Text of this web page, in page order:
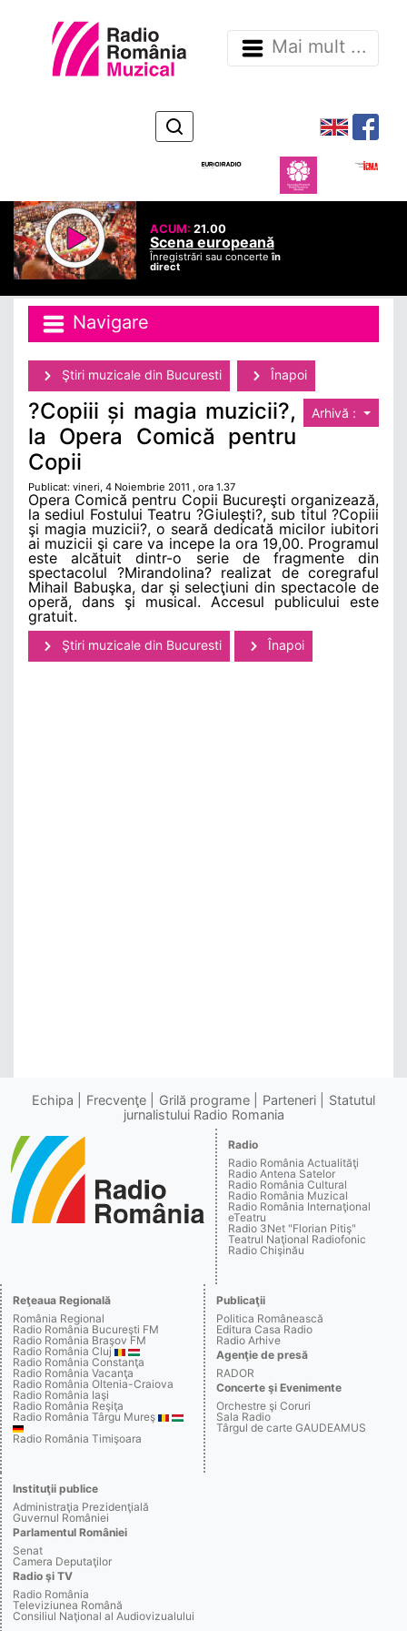
Mai mult ...
ACUM: 21.00
Scena europeană
Înregistrări sau concerteîn
direct
Navigare
Ştiri muzicale din Bucuresti Înapoi
Arhivă :
?Copiii și magia muzicii?,
la Opera Comică pentru
Copii
Publicat: vineri, 4 Noiembrie 2011 , ora 1.37
Opera Comică pentru Copii Bucureşti organizează,
la sediul Fostului Teatru ?Giuleşti?, sub titul ?Copiii
şi magia muzicii?, o seară dedicată micilor iubitori
ai muzicii şi care va incepe la ora 19,00. Programul
este alcătuit dintr-o serie de fragmente din
spectacolul ?Mirandolina? realizat de coregraful
Mihail Babuşka, dar şi selecţiuni din spectacole de
operă, dans şi musical. Accesul publicului este
gratuit.
Ştiri muzicale din Bucuresti Înapoi
Echipa Frecvenţe Grilă programe Parteneri
Statutul
jurnalistului Radio Romania
Radio
Radio România Actualităţi
Radio Antena Satelor
Radio România Cultural
Radio România Muzical
Radio România Internaţional
eTeatru
Radio 3Net "Florian Pitiş"
Teatrul Naţional Radiofonic
Radio Chişinău
Reţeaua Regională
România Regional
Radio România Bucureşti FM
Radio România Braşov FM
Radio România Cluj
Radio România Constanţa
Radio România Vacanţa
Radio România Oltenia-Craiova
Radio România Iaşi
Radio România Reşiţa
Radio România Târgu Mureş
Radio România Timişoara
Publicaţii
Politica Românească
Editura Casa Radio
Radio Arhive
Agenţie de presă
RADOR
Concerte şi Evenimente
Orchestre şi Coruri
Sala Radio
Târgul de carte GAUDEAMUS
Instituţii publice
Administraţia Prezidenţială
Guvernul României
Parlamentul României
Senat
Camera Deputaţilor
Radio şi TV
Radio România
Televiziunea Română
Consiliul Naţional al Audiovizualului